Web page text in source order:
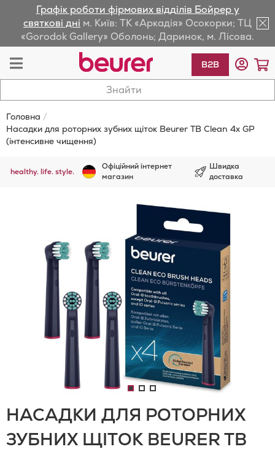
Графік роботи фірмових відділів Бойрер у
святкові дні м. Київ: ТК «Аркадія» Осокорки; ТЦ
«Gorodok Gallery» Оболонь; Даринок, м. Лісова.
Toggle
Nav
B2B
Головна
Насадки для роторних зубних щіток Beurer TB Clean 4x GP
(інтенсивне чищення)
healthy. life. style.
Офіційний інтернет
магазин
Швидка
доставка
НАСАДКИ ДЛЯ РОТОРНИХ
ЗУБНИХ ЩІТОК BEURER TB